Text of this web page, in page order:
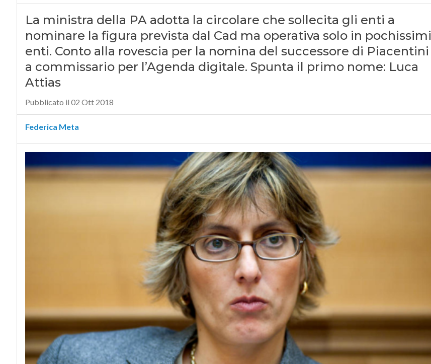
La ministra della PA adotta la circolare che sollecita gli enti a
nominare la figura prevista dal Cad ma operativa solo in pochissimi
enti. Conto alla rovescia per la nomina del successore di Piacentini
a commissario per l’Agenda digitale. Spunta il primo nome: Luca
Attias
Pubblicato il 02 Ott 2018
Federica Meta